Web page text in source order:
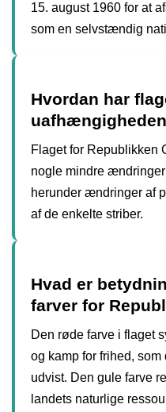
15. august 1960 for at
som en selvstændig
Hvordan har
Flaget for Republikken
nogle mindre
herunder ændringer af
af de enkelte striber.
Hvad er
farver for
Den røde farve i flaget
og kamp for frihed,
udvist. Den gule farve
landets naturlige